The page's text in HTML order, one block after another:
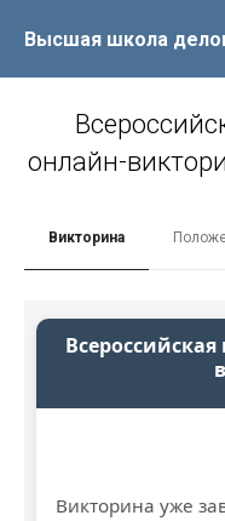
Высшая школа
онлайн-
Викторина